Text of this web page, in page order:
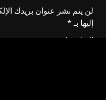
لن يتم نشر عنوان بريدك
إليها بـ*
التعليق
*